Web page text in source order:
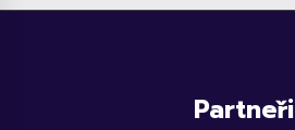
Partneři